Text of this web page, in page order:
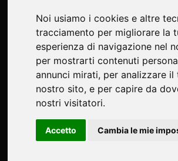
Noi usiamo i cookies e altre
tracciamento per migliorare la
esperienza di navigazione nel
per mostrarti contenuti
annunci mirati, per analizzare
nostro sito, e per capire da
nostri visitatori.
Accetto Cambia le mie